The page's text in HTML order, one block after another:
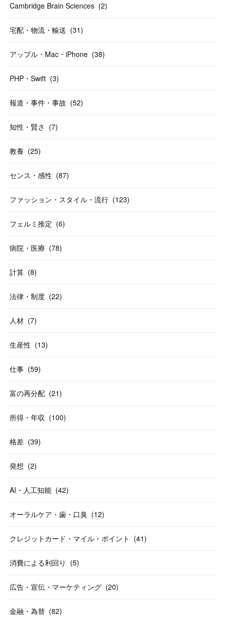
Cambridge Brain Sciences (2)
宅配・物流・輸送 (31)
アップル・Mac・iPhone (38)
PHP・Swift (3)
報道・事件・事故 (52)
知性・賢さ (7)
教養 (25)
センス・感性 (87)
ファッション・スタイル・流行 (123)
フェルミ推定 (6)
病院・医療 (78)
計算 (8)
法律・制度 (22)
人材 (7)
生産性 (13)
仕事 (59)
富の再分配 (21)
所得・年収 (100)
格差 (39)
発想 (2)
AI・人工知能 (42)
オーラルケア・歯・口臭 (12)
クレジットカード・マイル・ポイント (41)
消費による利回り (5)
広告・宣伝・マーケティング (20)
金融・為替 (82)